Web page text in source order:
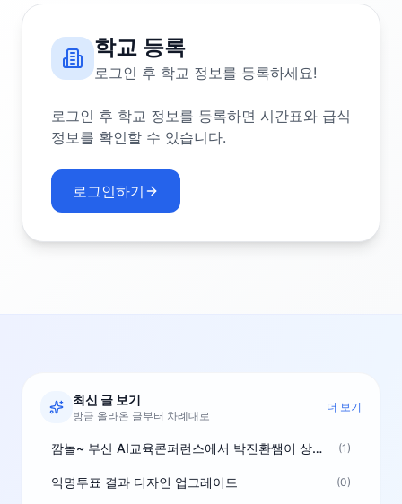
학교 등록
로그인 후 학교 정보를 등록하세요!
로그인 후 학교 정보를 등록하면 시간표와 급식
정보를 확인할 수 있습니다.
로그인하기
최신 글 보기
방금 올라온 글부터 차례대로
더 보기
깜놀~ 부산 AI교육콘퍼런스에서 박진환쌤이 상받으려 나오셨네요~ ^^ (1)
익명투표 결과 디자인 업그레이드 (0)